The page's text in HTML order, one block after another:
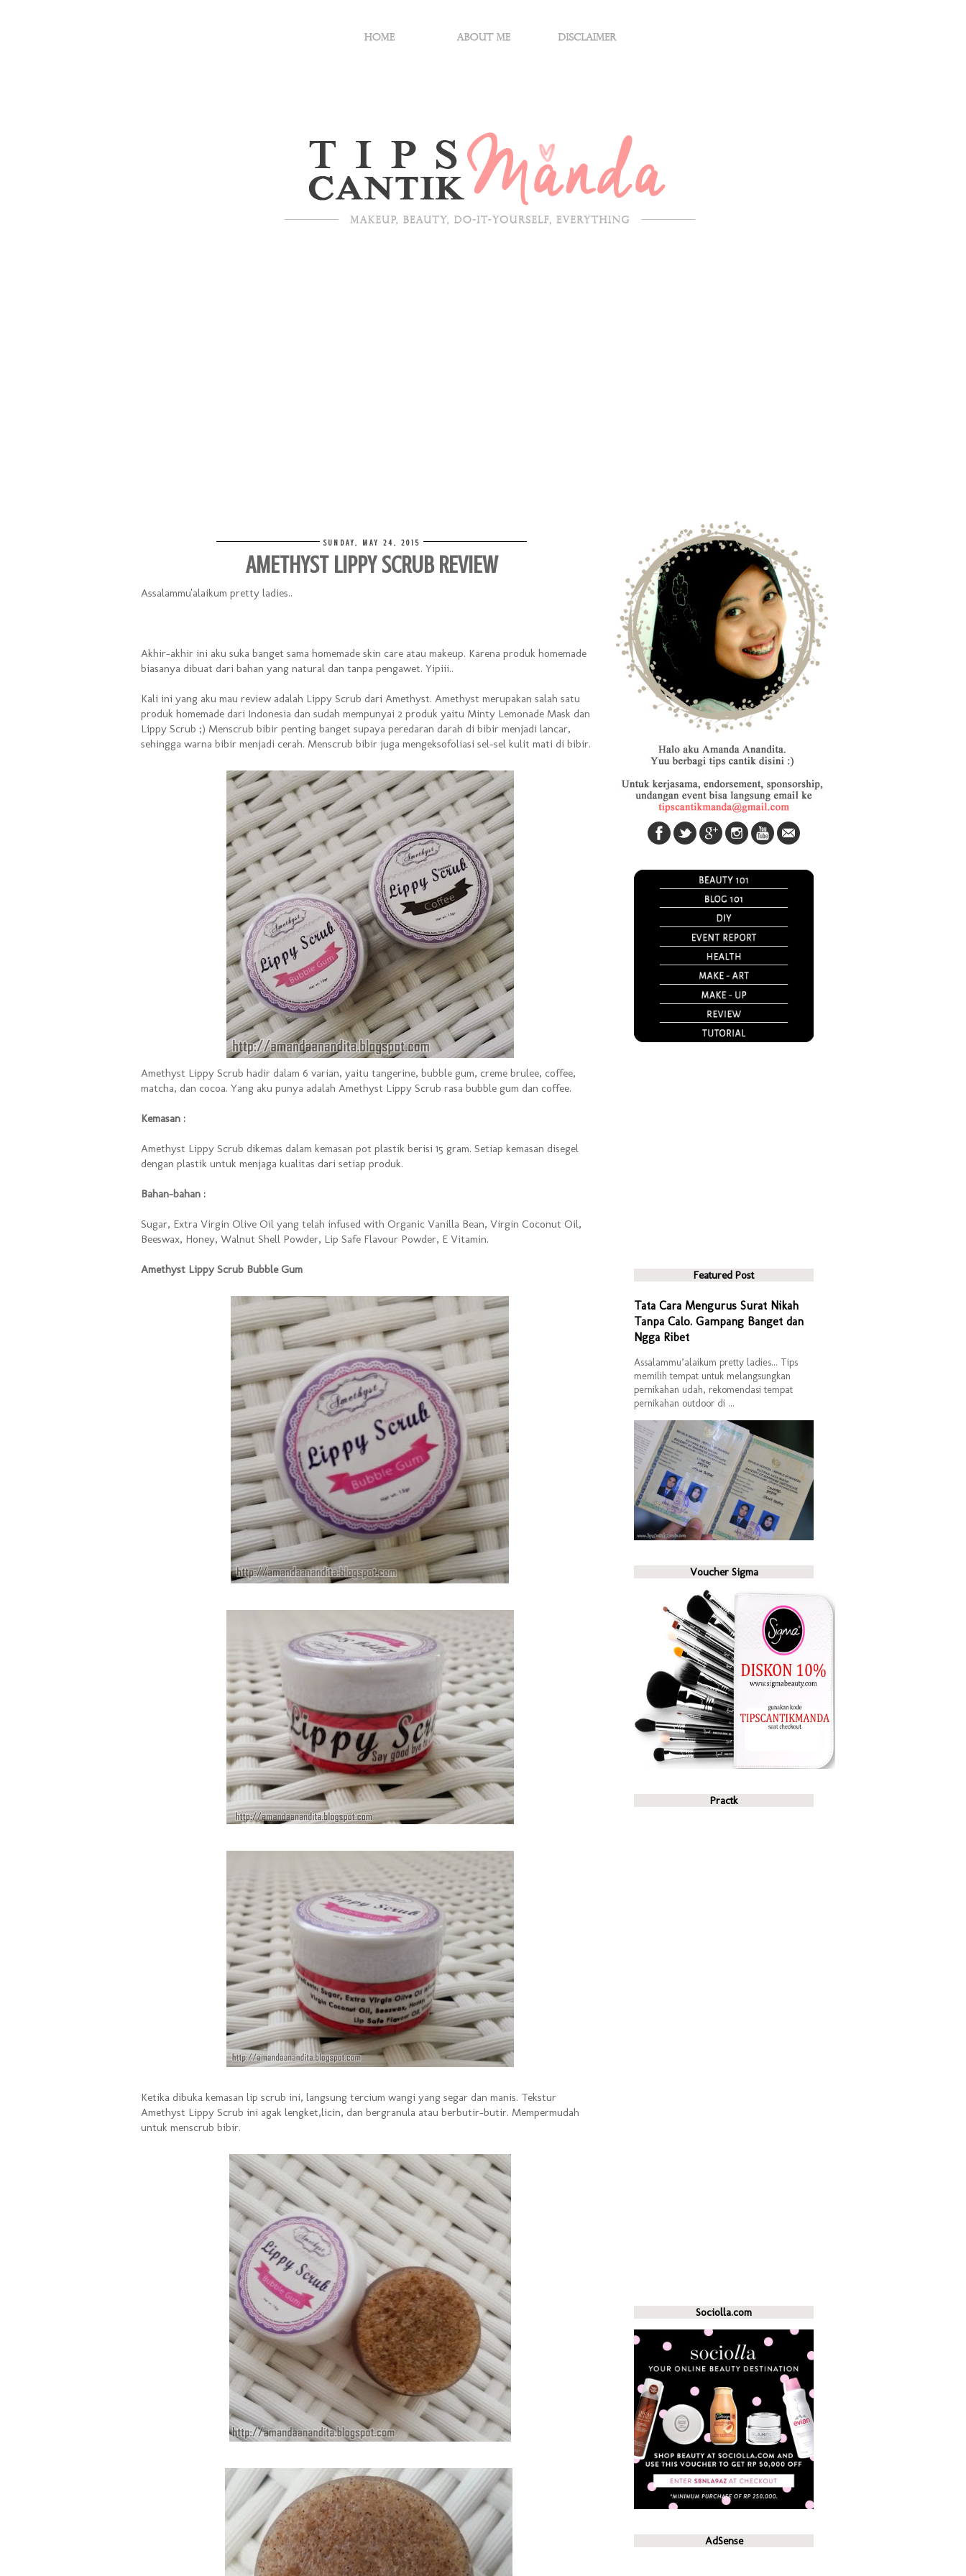
SUNDAY, MAY 24, 2015
AMETHYST LIPPY SCRUB REVIEW
Assalammu'alaikum pretty ladies..
Akhir-akhir ini aku suka banget sama homemade skin care atau makeup. Karena produk homemade
biasanya dibuat dari bahan yang natural dan tanpa pengawet. Yipiii..
Kali ini yang aku mau review adalah Lippy Scrub dari Amethyst. Amethyst merupakan salah satu
produk homemade dari Indonesia dan sudah mempunyai 2 produk yaitu Minty Lemonade Mask dan
Lippy Scrub ;) Menscrub bibir penting banget supaya peredaran darah di bibir menjadi lancar,
sehingga warna bibir menjadi cerah. Menscrub bibir juga mengeksofoliasi sel-sel kulit mati di bibir.
Amethyst Lippy Scrub hadir dalam 6 varian, yaitu tangerine, bubble gum, creme brulee, coffee,
matcha, dan cocoa. Yang aku punya adalah Amethyst Lippy Scrub rasa bubble gum dan coffee.
Kemasan :
Amethyst Lippy Scrub dikemas dalam kemasan pot plastik berisi 15 gram. Setiap kemasan disegel
dengan plastik untuk menjaga kualitas dari setiap produk.
Bahan-bahan :
Sugar, Extra Virgin Olive Oil yang telah infused with Organic Vanilla Bean, Virgin Coconut Oil,
Beeswax, Honey, Walnut Shell Powder, Lip Safe Flavour Powder, E Vitamin.
Amethyst Lippy Scrub Bubble Gum
Ketika dibuka kemasan lip scrub ini, langsung tercium wangi yang segar dan manis. Tekstur
Amethyst Lippy Scrub ini agak lengket,licin, dan bergranula atau berbutir-butir. Mempermudah
untuk menscrub bibir.
Featured Post
Tata Cara Mengurus Surat Nikah
Tanpa Calo. Gampang Banget dan
Ngga Ribet
Assalammu’alaikum pretty ladies... Tips
memilih tempat untuk melangsungkan
pernikahan udah, rekomendasi tempat
pernikahan outdoor di ...
Voucher Sigma
Practk
Sociolla.com
AdSense